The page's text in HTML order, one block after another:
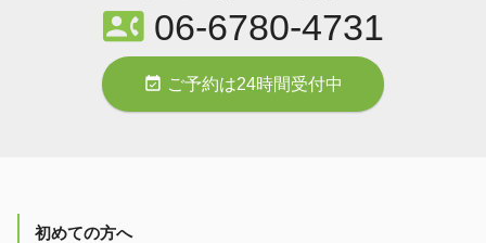
contact_phone06-6780-4731
event_available ご予約は24時間受付中
初めての方へ